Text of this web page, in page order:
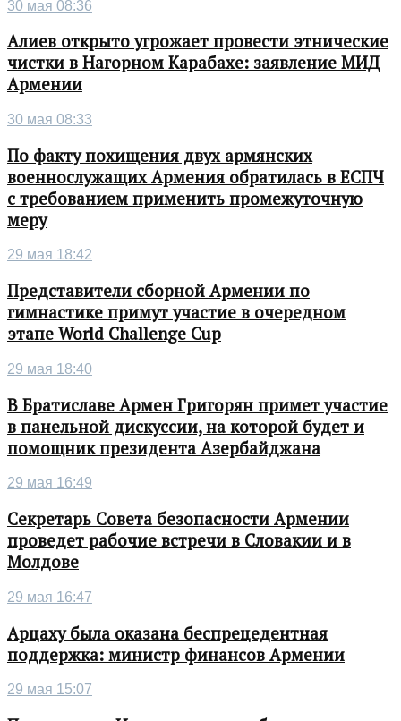
30 мая 08:36
Алиев открыто угрожает провести этнические
чистки в Нагорном Карабахе: заявление МИД
Армении
30 мая 08:33
По факту похищения двух армянских
военнослужащих Армения обратилась в ЕСПЧ
с требованием применить промежуточную
меру
29 мая 18:42
Представители сборной Армении по
гимнастике примут участие в очередном
этапе World Challenge Cup
29 мая 18:40
В Братиславе Армен Григорян примет участие
в панельной дискуссии, на которой будет и
помощник президента Азербайджана
29 мая 16:49
Секретарь Совета безопасности Армении
проведет рабочие встречи в Словакии и в
Молдове
29 мая 16:47
Арцаху была оказана беспрецедентная
поддержка: министр финансов Армении
29 мая 15:07